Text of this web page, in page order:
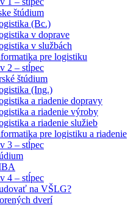
štúdium
(Bc.)
v doprave
v službách
pre logistiku
2 – stĺpec
štúdium
(Ing.)
a riadenie dopravy
a riadenie výroby
a riadenie služieb
pre logistiku a riadenie
3 – stĺpec
4 – stĺpec
na VŠLG?
dverí